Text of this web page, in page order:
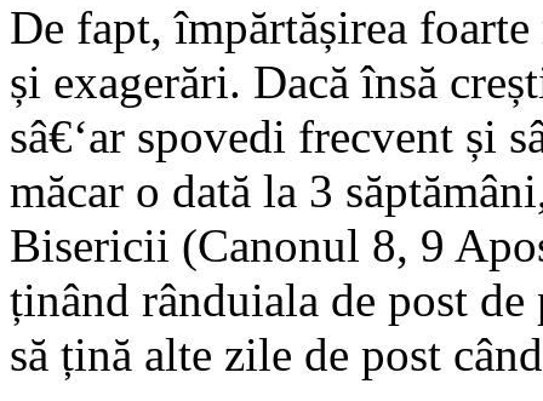
De fapt, împărtășirea
și exagerări. Dacă însă
sâ€‘ar spovedi frecvent și
măcar o dată la 3
Bisericii (Canonul 8, 9
ținând rânduiala de post
să țină alte zile de post